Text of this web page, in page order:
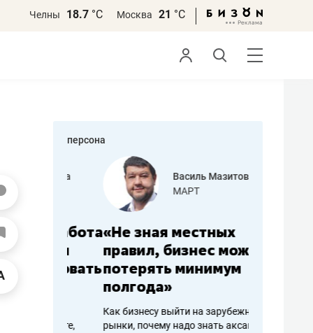
Челны 18.7 °С Москва 21 °С
персона
работа
Василь Мазитов
МАРТ
«Не зная местных
правил, бизнес может
потерять минимум
полгода»
Как бизнесу выйти на зарубежные
рынки, почему надо знать аксакалов и